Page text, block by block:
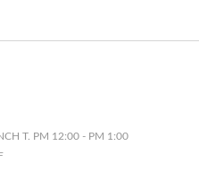
T. PM 12:00 - PM 1:00